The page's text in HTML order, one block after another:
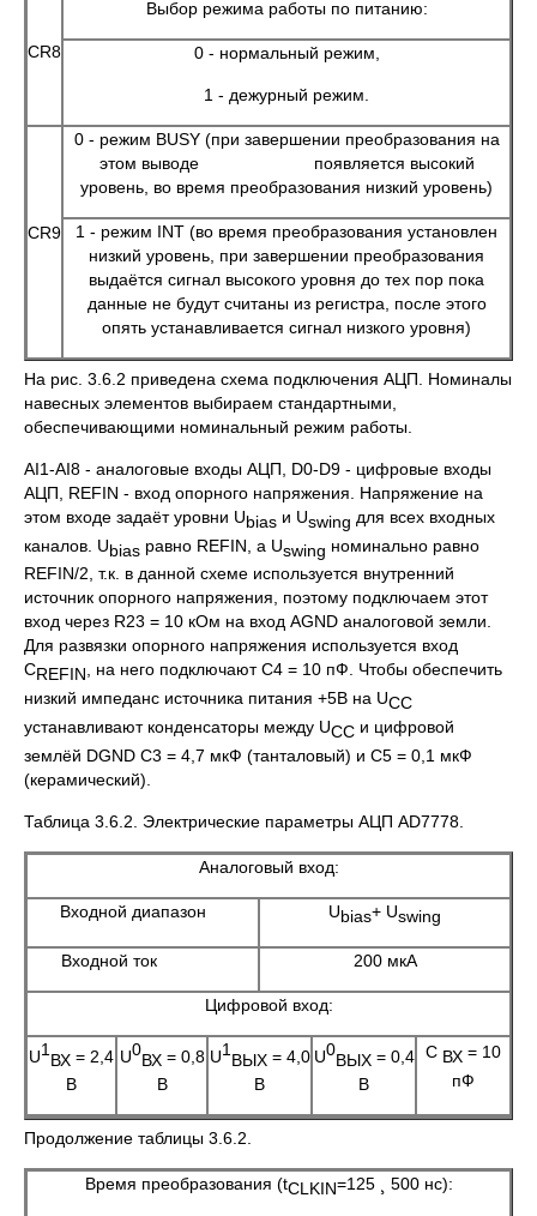
CR8
Выбор режима работы по питанию:
0 - нормальный режим,
1 - дежурный режим.
CR9
0 - режим BUSY (при завершении преобразования на
этом выводе появляется высокий
уровень, во время преобразования низкий уровень)
1 - режим INT (во время преобразования установлен
низкий уровень, при завершении преобразования
выдаётся сигнал высокого уровня до тех пор пока
данные не будут считаны из регистра, после этого
опять устанавливается сигнал низкого уровня)
На рис. 3.6.2 приведена схема подключения АЦП. Номиналы
навесных элементов выбираем стандартными,
обеспечивающими номинальный режим работы.
AI1-AI8 - аналоговые входы АЦП, D0-D9 - цифровые входы
АЦП, REFIN - вход опорного напряжения. Напряжение на
этом входе задаёт уровни Ubias и Uswing для всех входных
каналов. Ubias равно REFIN, а Uswing номинально равно
REFIN/2, т.к. в данной схеме используется внутренний
источник опорного напряжения, поэтому подключаем этот
вход через R23 = 10 кОм на вход AGND аналоговой земли.
Для развязки опорного напряжения используется вход
СREFIN, на него подключают С4 = 10 пФ. Чтобы обеспечить
низкий импеданс источника питания +5В на UСС
устанавливают конденсаторы между UСС и цифровой
землёй DGND С3 = 4,7 мкФ (танталовый) и С5 = 0,1 мкФ
(керамический).
Таблица 3.6.2. Электрические параметры АЦП AD7778.
Аналоговый вход:
Входной диапазон Ubias+ Uswing
Входной ток 200 мкА
Цифровой вход:
U1
ВХ = 2,4
В
U0
ВХ= 0,8
В
U1
ВЫХ= 4,0
В
U0
ВЫХ= 0,4
В
С ВХ = 10
пФ
Продолжение таблицы 3.6.2.
Время преобразования (tCLKIN=125 ¸ 500 нс):